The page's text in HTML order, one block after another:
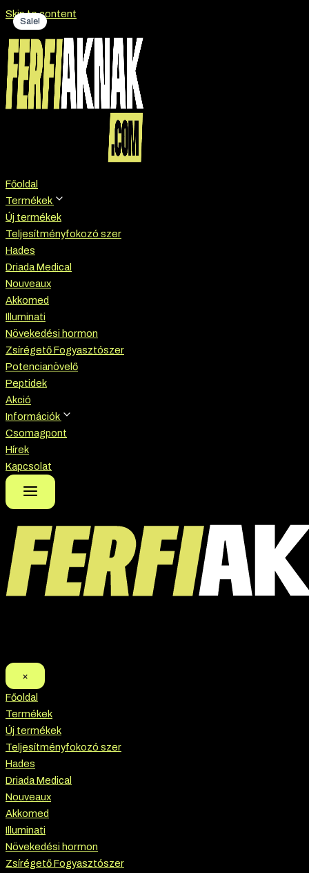
Skip to content
Főoldal
Termékek
Új termékek
Teljesítményfokozó szer
Hades
Driada Medical
Nouveaux
Akkomed
Illuminati
Növekedési hormon
Zsírégető Fogyasztószer
Potencianövelő
Peptidek
Akció
Információk
Csomagpont
Hírek
Kapcsolat
×
Főoldal
Termékek
Új termékek
Teljesítményfokozó szer
Hades
Driada Medical
Nouveaux
Akkomed
Illuminati
Növekedési hormon
Zsírégető Fogyasztószer
Sale!